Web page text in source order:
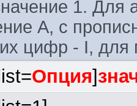
1. Для
A, с
цифр - I, для
Опция]